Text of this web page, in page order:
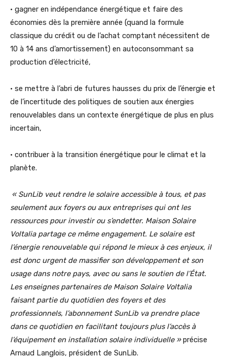
• gagner en indépendance énergétique et faire des
économies dès la première année (quand la formule
classique du crédit ou de l’achat comptant nécessitent de
10 à 14 ans d’amortissement) en autoconsommant sa
production d’électricité,
• se mettre à l’abri de futures hausses du prix de l’énergie et
de l’incertitude des politiques de soutien aux énergies
renouvelables dans un contexte énergétique de plus en plus
incertain,
• contribuer à la transition énergétique pour le climat et la
planète.
« SunLib veut rendre le solaire accessible à tous, et pas
seulement aux foyers ou aux entreprises qui ont les
ressources pour investir ou s’endetter. Maison Solaire
Voltalia partage ce même engagement. Le solaire est
l’énergie renouvelable qui répond le mieux à ces enjeux, il
est donc urgent de massifier son développement et son
usage dans notre pays, avec ou sans le soutien de l’État.
Les enseignes partenaires de Maison Solaire Voltalia
faisant partie du quotidien des foyers et des
professionnels, l’abonnement SunLib va prendre place
dans ce quotidien en facilitant toujours plus l’accès à
l’équipement en installation solaire individuelle »précise
Arnaud Langlois, président de SunLib.